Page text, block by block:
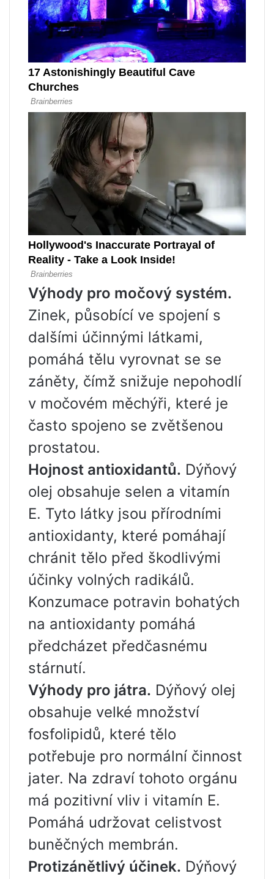
Výhody pro močový systém.
Zinek, působící ve spojení s
dalšími účinnými látkami,
pomáhá tělu vyrovnat se se
záněty, čímž snižuje nepohodlí
v močovém měchýři, které je
často spojeno se zvětšenou
prostatou.
Hojnost antioxidantů. Dýňový
olej obsahuje selen a vitamín
E. Tyto látky jsou přírodními
antioxidanty, které pomáhají
chránit tělo před škodlivými
účinky volných radikálů.
Konzumace potravin bohatých
na antioxidanty pomáhá
předcházet předčasnému
stárnutí.
Výhody pro játra. Dýňový olej
obsahuje velké množství
fosfolipidů, které tělo
potřebuje pro normální činnost
jater. Na zdraví tohoto orgánu
má pozitivní vliv i vitamín E.
Pomáhá udržovat celistvost
buněčných membrán.
Protizánětlivý účinek. Dýňový